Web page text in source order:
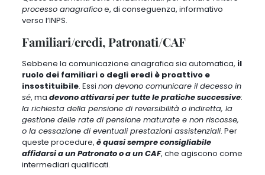
processo anagraficoe, di conseguenza, informativo
verso l’INPS.
Familiari/eredi, Patronati/CAF
Sebbene la comunicazione anagrafica sia automatica, il
ruolo dei familiari o degli eredi è proattivo e
insostituibile. Essi non devono comunicare il decesso in
sé, ma devono attivarsi per tutte le pratiche successive:
la richiesta della pensione di reversibilità o indiretta, la
gestione delle rate di pensione maturate e non riscosse,
o la cessazione di eventuali prestazioni assistenziali. Per
queste procedure, è quasi sempre consigliabile
affidarsi a un Patronato o a un CAF, che agiscono come
intermediari qualificati.